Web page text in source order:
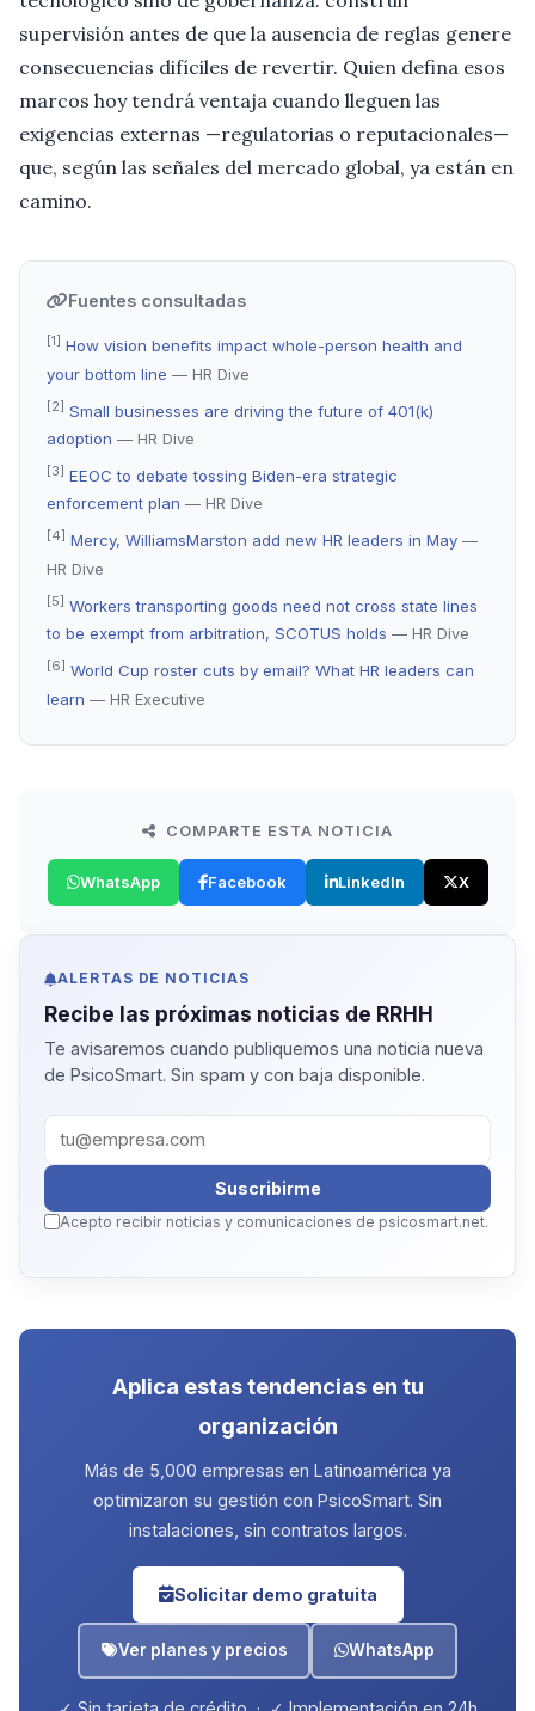
supervisión antes de que la ausencia de reglas genere
consecuencias difíciles de revertir. Quien defina esos
marcos hoy tendrá ventaja cuando lleguen las
exigencias externas —regulatorias o reputacionales—
que, según las señales del mercado global, ya están en
camino.
Fuentes consultadas
[1] How vision benefits impact whole-person health and
your bottom line — HR Dive
[2] Small businesses are driving the future of 401(k)
adoption — HR Dive
[3] EEOC to debate tossing Biden-era strategic
enforcement plan — HR Dive
[4] Mercy, WilliamsMarston add new HR leaders in May —
HR Dive
[5] Workers transporting goods need not cross state lines
to be exempt from arbitration, SCOTUS holds — HR Dive
[6] World Cup roster cuts by email? What HR leaders can
learn — HR Executive
COMPARTE ESTA NOTICIA
WhatsApp Facebook LinkedIn X
ALERTAS DE NOTICIAS
Recibe las próximas noticias de RRHH
Te avisaremos cuando publiquemos una noticia nueva
de PsicoSmart. Sin spam y con baja disponible.
Correo corporativo
Suscribirme
Acepto recibir noticias y comunicaciones de psicosmart.net.
Aplica estas tendencias en tu
organización
Más de 5,000 empresas en Latinoamérica ya
optimizaron su gestión con PsicoSmart. Sin
instalaciones, sin contratos largos.
Solicitar demo gratuita
Ver planes y precios WhatsApp